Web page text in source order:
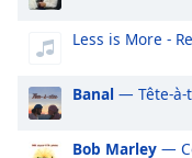
Subtitles
subtitles
opens
subtitles
settings
Less is More -
Banal — Tête-à-
Bob Marley —